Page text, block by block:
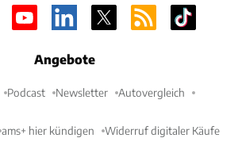
Angebote
Podcast Newsletter Autovergleich
ams+ hier kündigen Widerruf digitaler Käufe